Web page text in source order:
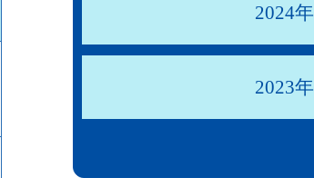
2024年
2023年